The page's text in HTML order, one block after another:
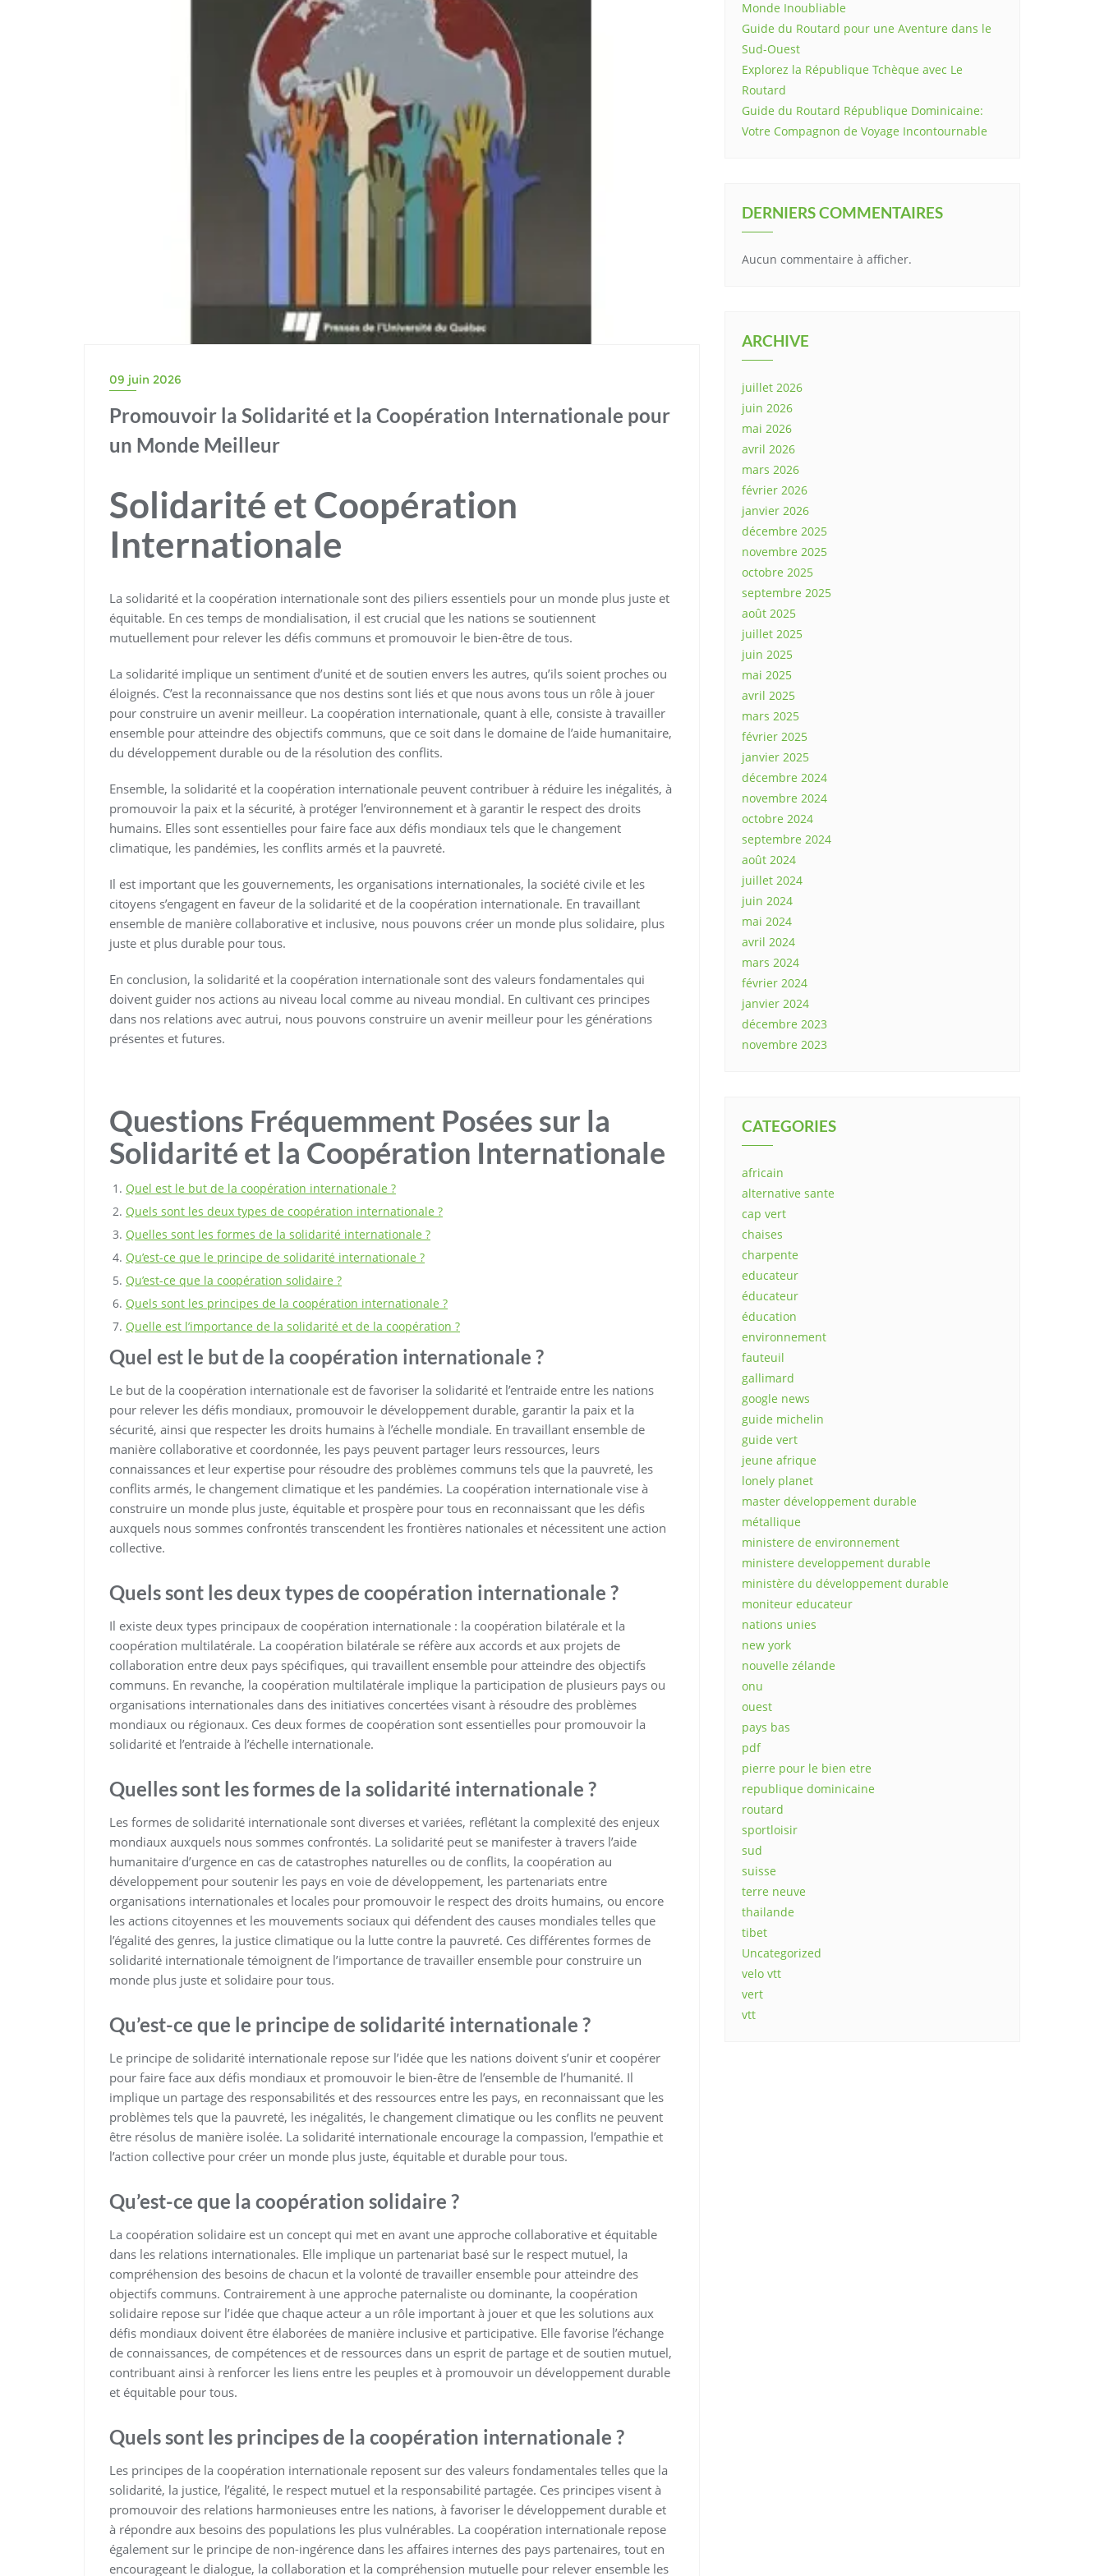
09 juin 2026
Promouvoir la Solidarité et la Coopération Internationale pour
un Monde Meilleur
Solidarité et Coopération
Internationale
La solidarité et la coopération internationale sont des piliers essentiels pour un monde plus juste et
équitable. En ces temps de mondialisation, il est crucial que les nations se soutiennent
mutuellement pour relever les défis communs et promouvoir le bien-être de tous.
La solidarité implique un sentiment d’unité et de soutien envers les autres, qu’ils soient proches ou
éloignés. C’est la reconnaissance que nos destins sont liés et que nous avons tous un rôle à jouer
pour construire un avenir meilleur. La coopération internationale, quant à elle, consiste à travailler
ensemble pour atteindre des objectifs communs, que ce soit dans le domaine de l’aide humanitaire,
du développement durable ou de la résolution des conflits.
Ensemble, la solidarité et la coopération internationale peuvent contribuer à réduire les inégalités, à
promouvoir la paix et la sécurité, à protéger l’environnement et à garantir le respect des droits
humains. Elles sont essentielles pour faire face aux défis mondiaux tels que le changement
climatique, les pandémies, les conflits armés et la pauvreté.
Il est important que les gouvernements, les organisations internationales, la société civile et les
citoyens s’engagent en faveur de la solidarité et de la coopération internationale. En travaillant
ensemble de manière collaborative et inclusive, nous pouvons créer un monde plus solidaire, plus
juste et plus durable pour tous.
En conclusion, la solidarité et la coopération internationale sont des valeurs fondamentales qui
doivent guider nos actions au niveau local comme au niveau mondial. En cultivant ces principes
dans nos relations avec autrui, nous pouvons construire un avenir meilleur pour les générations
présentes et futures.
Questions Fréquemment Posées sur la
Solidarité et la Coopération Internationale
Quel est le but de la coopération internationale ?
Quels sont les deux types de coopération internationale ?
Quelles sont les formes de la solidarité internationale ?
Qu’est-ce que le principe de solidarité internationale ?
Qu’est-ce que la coopération solidaire ?
Quels sont les principes de la coopération internationale ?
Quelle est l’importance de la solidarité et de la coopération ?
Quel est le but de la coopération internationale ?
Le but de la coopération internationale est de favoriser la solidarité et l’entraide entre les nations
pour relever les défis mondiaux, promouvoir le développement durable, garantir la paix et la
sécurité, ainsi que respecter les droits humains à l’échelle mondiale. En travaillant ensemble de
manière collaborative et coordonnée, les pays peuvent partager leurs ressources, leurs
connaissances et leur expertise pour résoudre des problèmes communs tels que la pauvreté, les
conflits armés, le changement climatique et les pandémies. La coopération internationale vise à
construire un monde plus juste, équitable et prospère pour tous en reconnaissant que les défis
auxquels nous sommes confrontés transcendent les frontières nationales et nécessitent une action
collective.
Quels sont les deux types de coopération internationale ?
Il existe deux types principaux de coopération internationale : la coopération bilatérale et la
coopération multilatérale. La coopération bilatérale se réfère aux accords et aux projets de
collaboration entre deux pays spécifiques, qui travaillent ensemble pour atteindre des objectifs
communs. En revanche, la coopération multilatérale implique la participation de plusieurs pays ou
organisations internationales dans des initiatives concertées visant à résoudre des problèmes
mondiaux ou régionaux. Ces deux formes de coopération sont essentielles pour promouvoir la
solidarité et l’entraide à l’échelle internationale.
Quelles sont les formes de la solidarité internationale ?
Les formes de solidarité internationale sont diverses et variées, reflétant la complexité des enjeux
mondiaux auxquels nous sommes confrontés. La solidarité peut se manifester à travers l’aide
humanitaire d’urgence en cas de catastrophes naturelles ou de conflits, la coopération au
développement pour soutenir les pays en voie de développement, les partenariats entre
organisations internationales et locales pour promouvoir le respect des droits humains, ou encore
les actions citoyennes et les mouvements sociaux qui défendent des causes mondiales telles que
l’égalité des genres, la justice climatique ou la lutte contre la pauvreté. Ces différentes formes de
solidarité internationale témoignent de l’importance de travailler ensemble pour construire un
monde plus juste et solidaire pour tous.
Qu’est-ce que le principe de solidarité internationale ?
Le principe de solidarité internationale repose sur l’idée que les nations doivent s’unir et coopérer
pour faire face aux défis mondiaux et promouvoir le bien-être de l’ensemble de l’humanité. Il
implique un partage des responsabilités et des ressources entre les pays, en reconnaissant que les
problèmes tels que la pauvreté, les inégalités, le changement climatique ou les conflits ne peuvent
être résolus de manière isolée. La solidarité internationale encourage la compassion, l’empathie et
l’action collective pour créer un monde plus juste, équitable et durable pour tous.
Qu’est-ce que la coopération solidaire ?
La coopération solidaire est un concept qui met en avant une approche collaborative et équitable
dans les relations internationales. Elle implique un partenariat basé sur le respect mutuel, la
compréhension des besoins de chacun et la volonté de travailler ensemble pour atteindre des
objectifs communs. Contrairement à une approche paternaliste ou dominante, la coopération
solidaire repose sur l’idée que chaque acteur a un rôle important à jouer et que les solutions aux
défis mondiaux doivent être élaborées de manière inclusive et participative. Elle favorise l’échange
de connaissances, de compétences et de ressources dans un esprit de partage et de soutien mutuel,
contribuant ainsi à renforcer les liens entre les peuples et à promouvoir un développement durable
et équitable pour tous.
Quels sont les principes de la coopération internationale ?
Les principes de la coopération internationale reposent sur des valeurs fondamentales telles que la
solidarité, la justice, l’égalité, le respect mutuel et la responsabilité partagée. Ces principes visent à
promouvoir des relations harmonieuses entre les nations, à favoriser le développement durable et
à répondre aux besoins des populations les plus vulnérables. La coopération internationale repose
également sur le principe de non-ingérence dans les affaires internes des pays partenaires, tout en
encourageant le dialogue, la collaboration et la compréhension mutuelle pour relever ensemble les
Monde Inoubliable
Guide du Routard pour une Aventure dans le
Sud-Ouest
Explorez la République Tchèque avec Le
Routard
Guide du Routard République Dominicaine:
Votre Compagnon de Voyage Incontournable
DERNIERS COMMENTAIRES
Aucun commentaire à afficher.
ARCHIVE
juillet 2026
juin 2026
mai 2026
avril 2026
mars 2026
février 2026
janvier 2026
décembre 2025
novembre 2025
octobre 2025
septembre 2025
août 2025
juillet 2025
juin 2025
mai 2025
avril 2025
mars 2025
février 2025
janvier 2025
décembre 2024
novembre 2024
octobre 2024
septembre 2024
août 2024
juillet 2024
juin 2024
mai 2024
avril 2024
mars 2024
février 2024
janvier 2024
décembre 2023
novembre 2023
CATEGORIES
africain
alternative sante
cap vert
chaises
charpente
educateur
éducateur
éducation
environnement
fauteuil
gallimard
google news
guide michelin
guide vert
jeune afrique
lonely planet
master développement durable
métallique
ministere de environnement
ministere developpement durable
ministère du développement durable
moniteur educateur
nations unies
new york
nouvelle zélande
onu
ouest
pays bas
pdf
pierre pour le bien etre
republique dominicaine
routard
sportloisir
sud
suisse
terre neuve
thailande
tibet
Uncategorized
velo vtt
vert
vtt